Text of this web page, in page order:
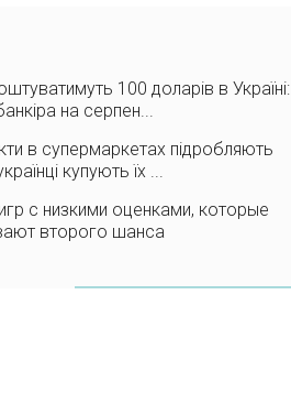
100 доларів в Україні:
на серпен...
в супермаркетах підробляють
купують їх ...
с низкими оценками, которые
второго шанса